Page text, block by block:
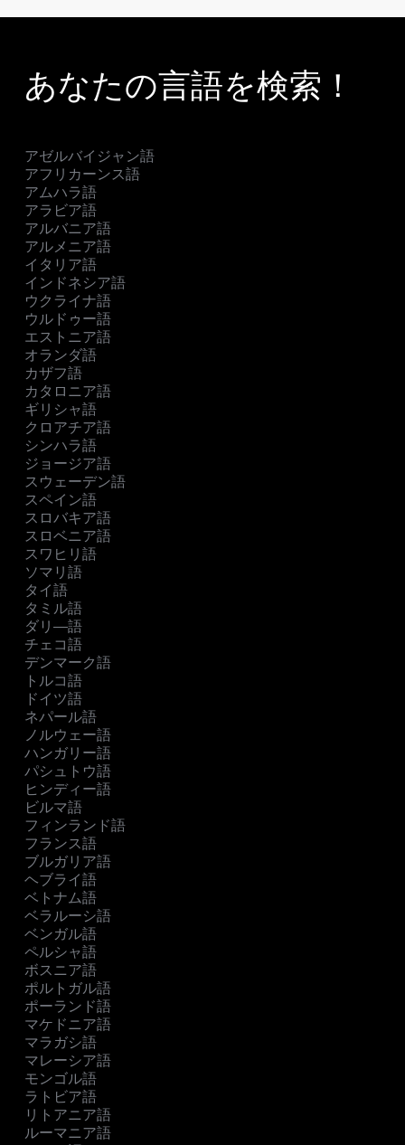
あなたの言語を検索！
アゼルバイジャン語
アフリカーンス語
アムハラ語
アラビア語
アルバニア語
アルメニア語
イタリア語
インドネシア語
ウクライナ語
ウルドゥー語
エストニア語
オランダ語
カザフ語
カタロニア語
ギリシャ語
クロアチア語
シンハラ語
ジョージア語
スウェーデン語
スペイン語
スロバキア語
スロベニア語
スワヒリ語
ソマリ語
タイ語
タミル語
ダリ―語
チェコ語
デンマーク語
トルコ語
ドイツ語
ネパール語
ノルウェー語
ハンガリー語
パシュトウ語
ヒンディー語
ビルマ語
フィンランド語
フランス語
ブルガリア語
ヘブライ語
ベトナム語
ベラルーシ語
ベンガル語
ペルシャ語
ボスニア語
ポルトガル語
ポーランド語
マケドニア語
マラガシ語
マレーシア語
モンゴル語
ラトビア語
リトアニア語
ルーマニア語